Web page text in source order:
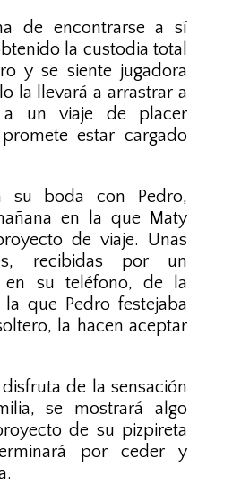
de encontrarse a sí
la custodia total
y se siente jugadora
la llevará a arrastrar a
a un viaje de placer
estar cargado
su boda con Pedro,
en la que Maty
de viaje. Unas
recibidas por un
en su teléfono, de la
que Pedro festejaba
la hacen aceptar
de la sensación
se mostrará algo
de su pizpireta
por ceder y